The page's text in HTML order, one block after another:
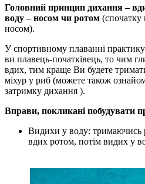
Головний принцип дихання –
воду – носом чи ротом (спочатку
носом).
У спортивному плаванні
ви плавець-початківець, то чим
вдих, тим краще Ви будете
міхур у риб (можете також
затримку дихання ).
Вправи, покликані побудувати
Видихи у воду: тримаючись
вдих ротом, потім видих у